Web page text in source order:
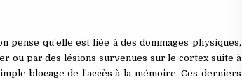
pense qu’elle est liée à des dommages physiques,
ou par des lésions survenues sur le cortex suite à
blocage de l’accès à la mémoire. Ces derniers